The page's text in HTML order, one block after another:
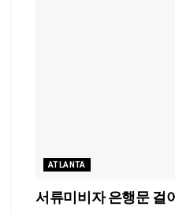
ATLANTA
서류미비자 은행문 걸